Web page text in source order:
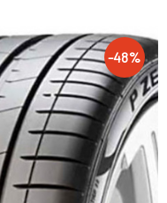
-48%